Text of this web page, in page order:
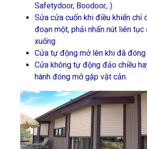
Safetydoor, Boodoor,..)
Sửa cửa cuốn khi điều khiển chỉ
đoạn một, phải nhấn nút liên
xuống
Cửa tự động mở lên khi đã
Cửa không tự động đảo chiều
hành đóng mở gặp vật cản.